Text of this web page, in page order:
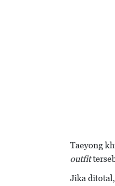
Taeyong
outfit
Jika ditotal,